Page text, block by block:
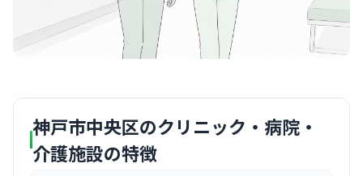
神戸市中央区のクリニック・病院・
介護施設の特徴